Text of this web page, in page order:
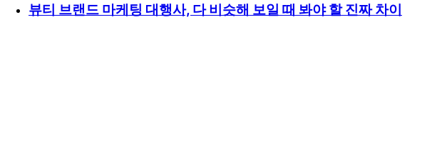
뷰티 브랜드 마케팅 대행사, 다 비슷해 보일 때 봐야 할 진짜 차이